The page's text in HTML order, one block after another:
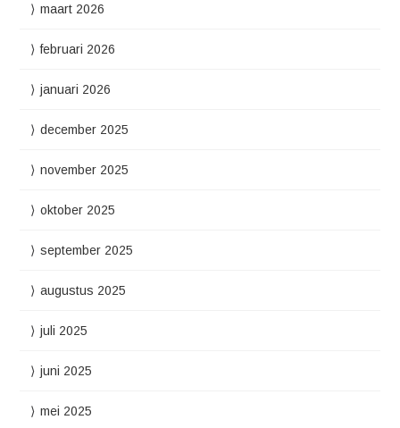
maart 2026
februari 2026
januari 2026
december 2025
november 2025
oktober 2025
september 2025
augustus 2025
juli 2025
juni 2025
mei 2025